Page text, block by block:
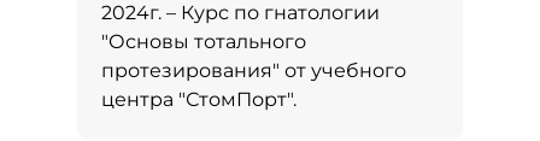
2024г. – Курс по гнатологии
"Основы тотального
протезирования" от учебного
центра "СтомПорт".